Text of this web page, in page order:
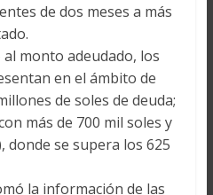
de dos meses a más
monto adeudado, los
en el ámbito de
de soles de deuda;
más de 700 mil soles y
donde se supera los 625
la información de las